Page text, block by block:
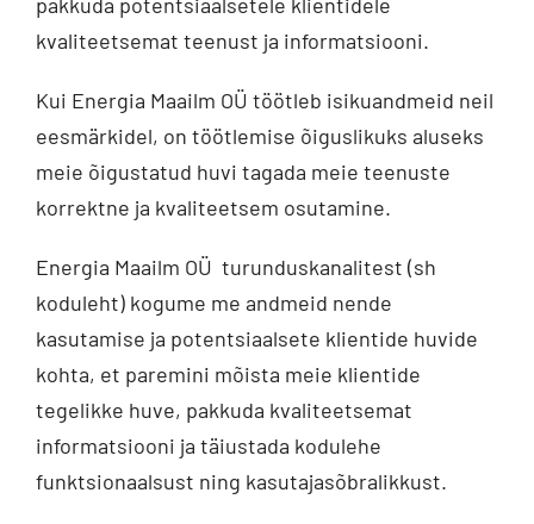
kvaliteetsemat teenust ja informatsiooni.
Kui Energia Maailm OÜ töötleb isikuandmeid neil
eesmärkidel, on töötlemise õiguslikuks aluseks
meie õigustatud huvi tagada meie teenuste
korrektne ja kvaliteetsem osutamine.
Energia Maailm OÜ turunduskanalitest (sh
koduleht) kogume me andmeid nende
kasutamise ja potentsiaalsete klientide huvide
kohta, et paremini mõista meie klientide
tegelikke huve, pakkuda kvaliteetsemat
informatsiooni ja täiustada kodulehe
funktsionaalsust ning kasutajasõbralikkust.